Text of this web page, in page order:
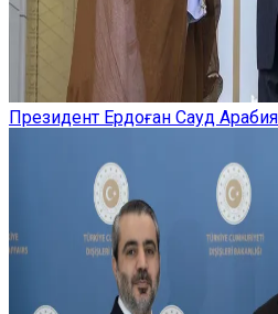
Президент Ердоған Сауд